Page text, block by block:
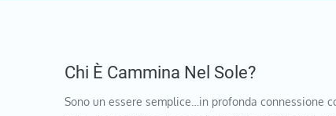
Chi È Cammina Nel Sole?
Sono un essere semplice…in profonda connessione